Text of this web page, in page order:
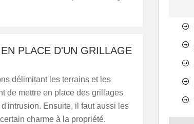
PLACE D'UN GRILLAGE
délimitant les terrains et les
de mettre en place des grillages
Ensuite, il faut aussi les
charme à la propriété.